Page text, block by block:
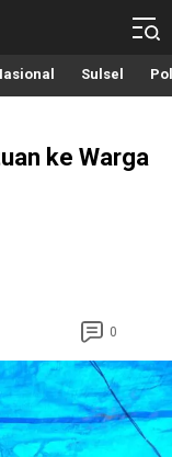
Sulsel
ke Warga
0